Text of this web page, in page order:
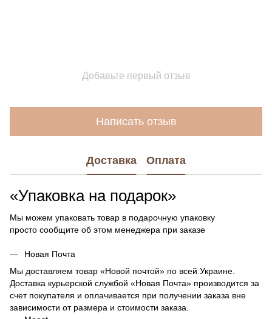
Добавьте первый отзыв
Написать отзыв
Доставка Оплата
«Упаковка на подарок»
Мы можем упаковать товар в подарочную упаковку
просто сообщите об этом менеджера при заказе
Новая Почта
Мы доставляем товар «Новой почтой» по всей Украине.
Доставка курьерской службой «Новая Почта» производится за
счет покупателя и оплачивается при получении заказа вне
зависимости от размера и стоимости заказа.